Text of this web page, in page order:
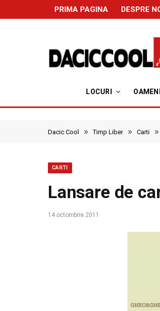
PRIMA PAGINA DESPRE
LOCURI OAMENI
Dacic Cool » Timp Liber » Carti »
CARTI
Lansare de
14 octombrie 2011